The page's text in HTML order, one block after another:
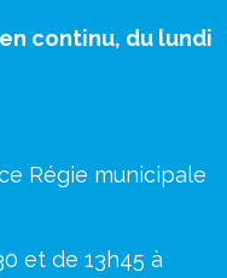
continu, du lundi
Régie municipale
et de 13h45 à